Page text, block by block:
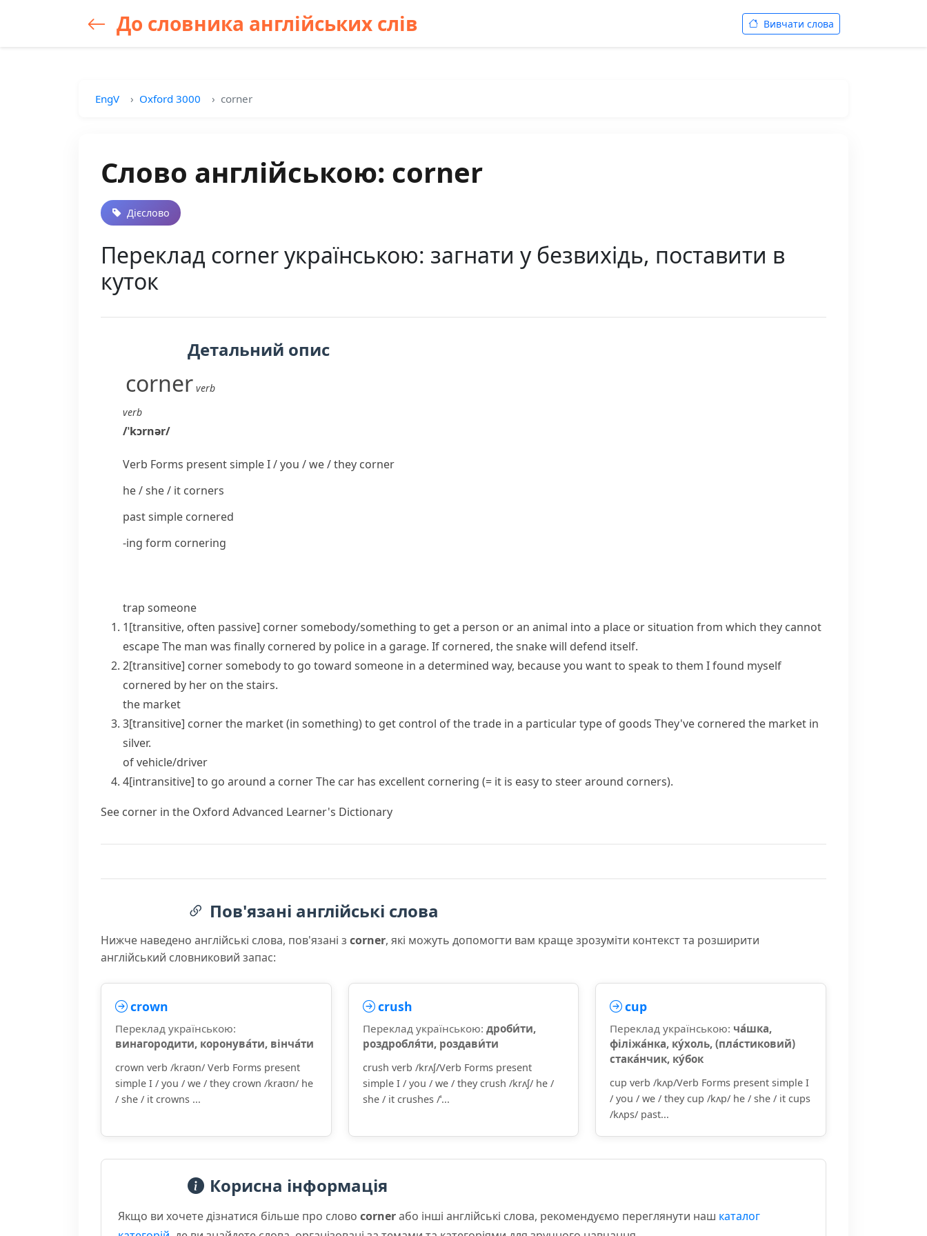
До словника англійських слів Вивчати слова
EngV Oxford 3000 corner
Слово англійською: corner
Дієслово
Переклад corner українською: загнати у безвихідь, поставити в
куток
Детальний опис
corner verb
verb
/ˈkɔrnər/
Verb Forms present simple I / you / we / they corner
he / she / it corners
past simple cornered
-ing form cornering
trap someone
1[transitive, often passive] cornersomebody/something to get a person or an animal into a place or situation from which they cannot
escapeThe man was finally cornered by police in a garage. If cornered, the snake will defend itself.
2[transitive] cornersomebodyto go toward someone in a determined way, because you want to speak to them I found myself
cornered by her on the stairs.
the market
3[transitive] cornerthe market (in something)to get control of the trade in a particular type of goods They've cornered the market in
silver.
of vehicle/driver
4[intransitive] to go around a cornerThe car has excellent cornering (= it is easy to steer around corners).
See corner in the Oxford Advanced Learner's Dictionary
Пов'язані англійські слова
Нижче наведено англійські слова, пов'язані з corner, які можуть допомогти вам краще зрозуміти контекст та розширити
англійський словниковий запас:
crown
Переклад українською:
винагородити, коронува́ти, вінча́ти
crown verb /kraʊn/ Verb Forms present
simple I / you / we / they crown /kraʊn/ he
/ she / it crowns ...
crush
Переклад українською: дроби́ти,
роздробля́ти, роздави́ти
crush verb /krʌʃ/Verb Forms present
simple I / you / we / they crush /krʌʃ/ he /
she / it crushes /ˈ...
cup
Переклад українською: ча́шка,
філіжа́нка, ку́холь, (пла́стиковий)
стака́нчик, ку́бок
cup verb /kʌp/Verb Forms present simple I
/ you / we / they cup /kʌp/ he / she / it cups
/kʌps/ past...
Корисна інформація
Якщо ви хочете дізнатися більше про слово cornerабо інші англійські слова, рекомендуємо переглянути наш каталог